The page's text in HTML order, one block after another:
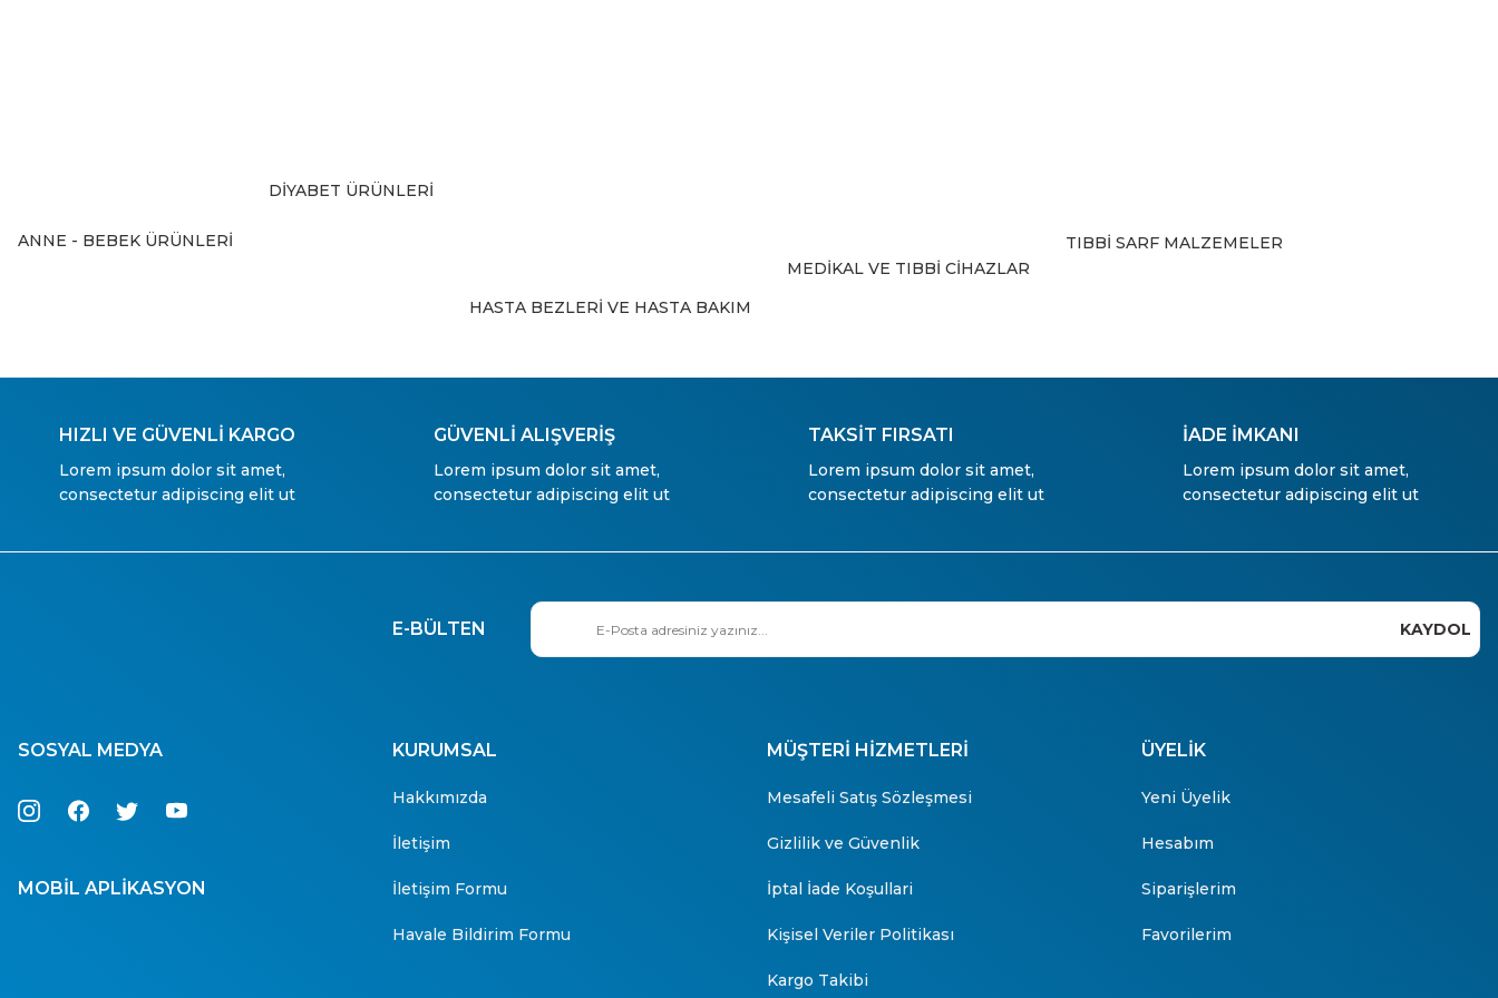
ANNE - BEBEK ÜRÜNLERİ
DİYABET ÜRÜNLERİ
HASTA BEZLERİ VE HASTA BAKIM
MEDİKAL VE TIBBİ CİHAZLAR
TIBBİ SARF MALZEMELER
HIZLI VE GÜVENLİ KARGO
Lorem ipsum dolor sit amet,
consectetur adipiscing elit ut
GÜVENLİ ALIŞVERİŞ
Lorem ipsum dolor sit amet,
consectetur adipiscing elit ut
TAKSİT FIRSATI
Lorem ipsum dolor sit amet,
consectetur adipiscing elit ut
İADE İMKANI
Lorem ipsum dolor sit amet,
consectetur adipiscing elit ut
E-BÜLTEN KAYDOL
SOSYAL MEDYA
MOBİL APLİKASYON
KURUMSAL
Hakkımızda
İletişim
İletişim Formu
Havale Bildirim Formu
MÜŞTERİ HİZMETLERİ
Mesafeli Satış Sözleşmesi
Gizlilik ve Güvenlik
İptal İade Koşullari
Kişisel Veriler Politikası
Kargo Takibi
ÜYELİK
Yeni Üyelik
Hesabım
Siparişlerim
Favorilerim